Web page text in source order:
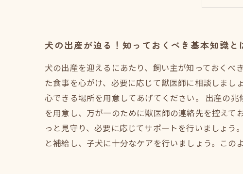
愛
犬の出産が迫る！知っておくべき基本知識と
犬の出産を迎えるにあたり、飼い主が知っておくべ
た食事を心がけ、必要に応じて獣医師に相談しま
心できる場所を用意してあげてください。 出産の
を用意し、万が一のために獣医師の連絡先を控えて
っと見守り、必要に応じてサポートを行いましょ
と補給し、子犬に十分なケアを行いましょう。この